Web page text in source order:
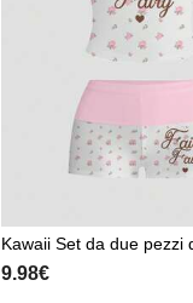
Kawaii Set da due pezzi
n canottiera vintage
e alla moda, stile dark
9.98€